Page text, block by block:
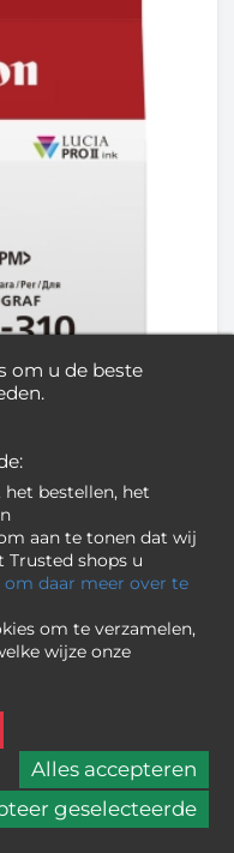
om u de beste
bestellen, het
aan te tonen dat wij
Trusted shops u
om daar meer over te
om te verzamelen,
wijze onze
Alles accepteren
geselecteerde